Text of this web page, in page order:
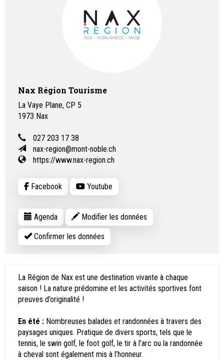
Nax Région Tourisme
La Vaye Plane, CP 5
1973 Nax
027 203 17 38
nax-region@mont-noble.ch
https://www.nax-region.ch
Facebook Youtube
Agenda Modifier les données
Confirmer les données
La Région de Nax est une destination vivante à chaque
saison ! La nature prédomine et les activités sportives font
preuves d’originalité !
En été : Nombreuses balades et randonnées à travers des
paysages uniques. Pratique de divers sports, tels que le
tennis, le swin golf, le foot golf, le tir à l’arc ou la randonnée
à cheval sont également mis à l’honneur.